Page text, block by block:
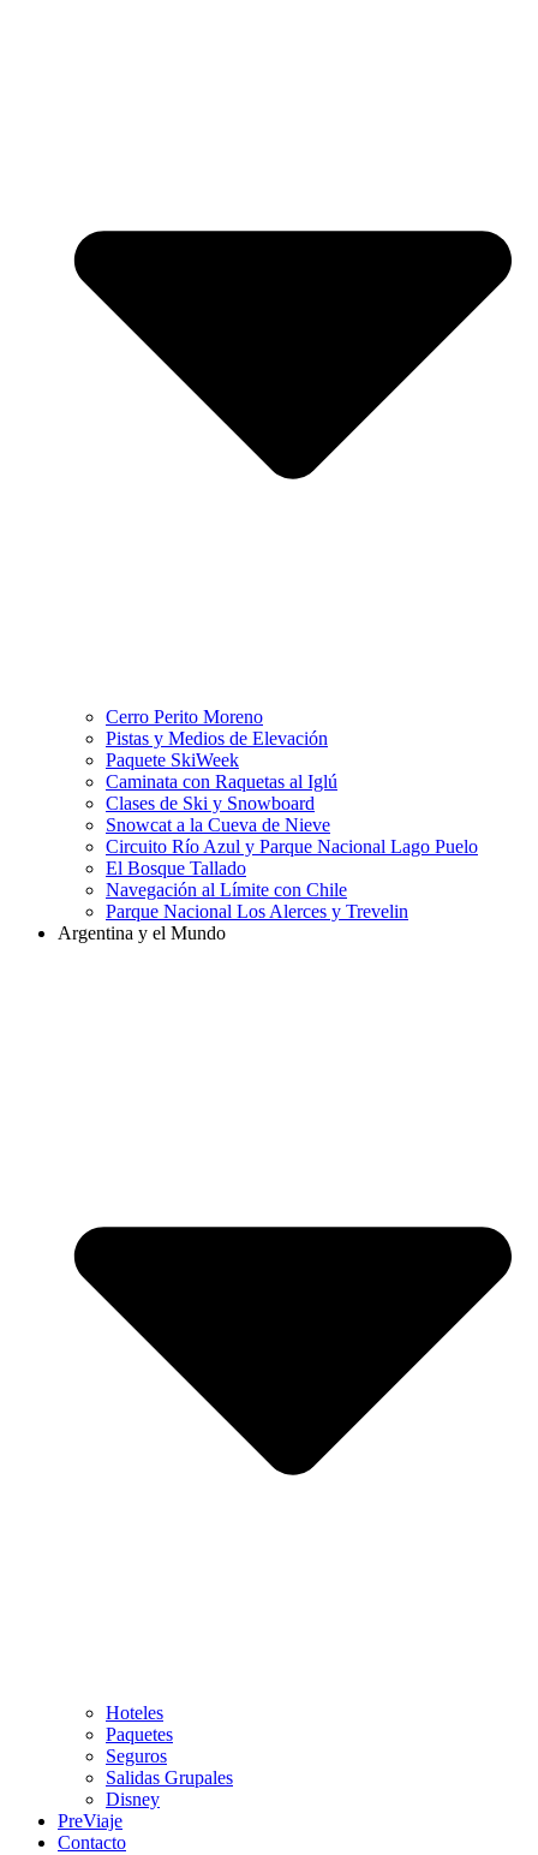
Cerro Perito Moreno
Pistas y Medios de Elevación
Paquete SkiWeek
Caminata con Raquetas al Iglú
Clases de Ski y Snowboard
Snowcat a la Cueva de Nieve
Circuito Río Azul y Parque Nacional Lago Puelo
El Bosque Tallado
Navegación al Límite con Chile
Parque Nacional Los Alerces y Trevelin
Argentina y el Mundo
Hoteles
Paquetes
Seguros
Salidas Grupales
Disney
PreViaje
Contacto